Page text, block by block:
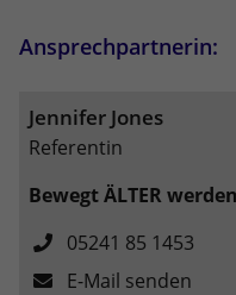
Ansprechpartnerin:
Jennifer Jones
Referentin
Bewegt ÄLTER
05241 85 1453
E-Mail senden
Zweck
um
Quelle,